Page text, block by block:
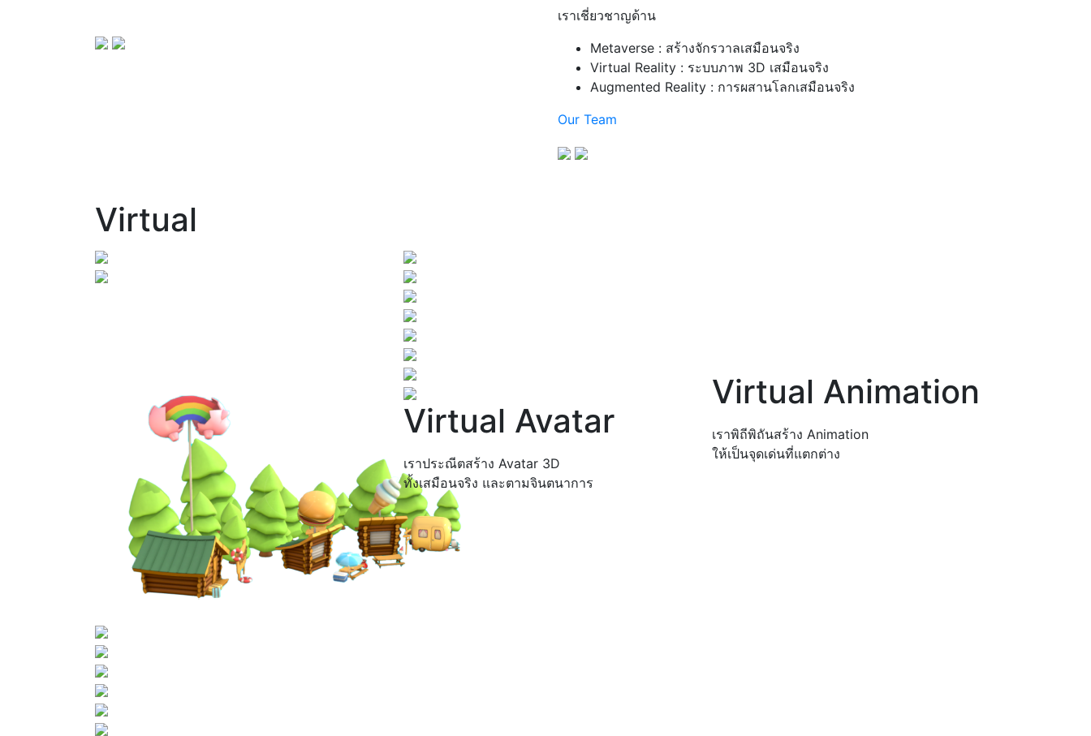
เราเชี่ยวชาญด้าน
Metaverse : สร้างจักรวาลเสมือนจริง
Virtual Reality : ระบบภาพ 3D เสมือนจริง
Augmented Reality : การผสานโลกเสมือนจริง
Our Team
Virtual
Virtual Avatar
เราประณีตสร้าง Avatar 3D
ทั้งเสมือนจริง และตามจินตนาการ
Virtual Animation
เราพิถีพิถันสร้าง Animation
ให้เป็นจุดเด่นที่แตกต่าง